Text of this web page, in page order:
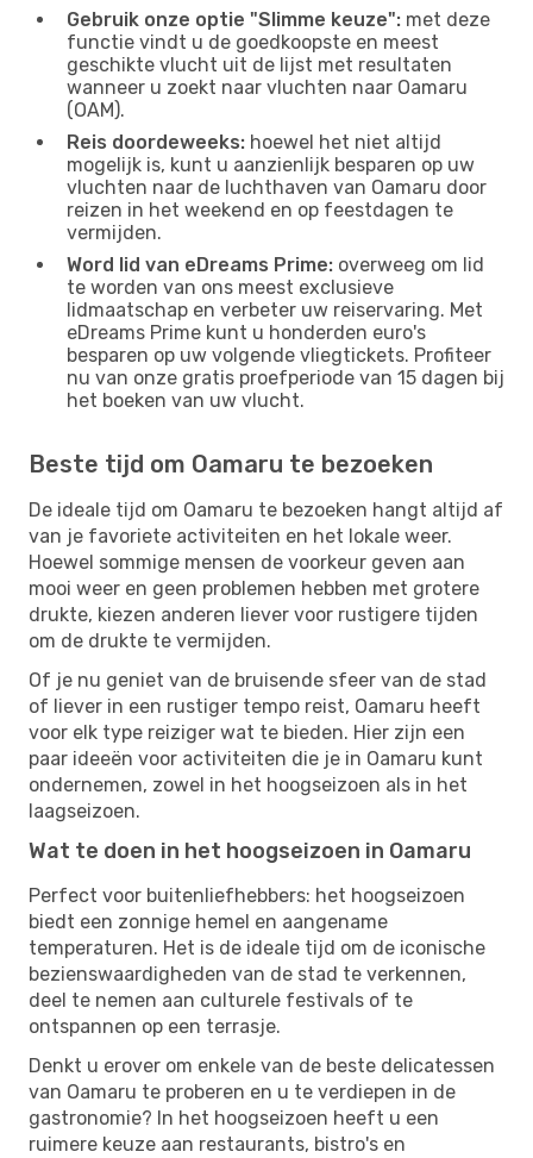
Gebruik onze optie "Slimme keuze": met deze
functie vindt u de goedkoopste en meest
geschikte vlucht uit de lijst met resultaten
wanneer u zoekt naar vluchten naar Oamaru
(OAM).
Reis doordeweeks: hoewel het niet altijd
mogelijk is, kunt u aanzienlijk besparen op uw
vluchten naar de luchthaven van Oamaru door
reizen in het weekend en op feestdagen te
vermijden.
Word lid van eDreams Prime: overweeg om lid
te worden van ons meest exclusieve
lidmaatschap en verbeter uw reiservaring. Met
eDreams Prime kunt u honderden euro's
besparen op uw volgende vliegtickets. Profiteer
nu van onze gratis proefperiode van 15 dagen bij
het boeken van uw vlucht.
Beste tijd om Oamaru te bezoeken
De ideale tijd om Oamaru te bezoeken hangt altijd af
van je favoriete activiteiten en het lokale weer.
Hoewel sommige mensen de voorkeur geven aan
mooi weer en geen problemen hebben met grotere
drukte, kiezen anderen liever voor rustigere tijden
om de drukte te vermijden.
Of je nu geniet van de bruisende sfeer van de stad
of liever in een rustiger tempo reist, Oamaru heeft
voor elk type reiziger wat te bieden. Hier zijn een
paar ideeën voor activiteiten die je in Oamaru kunt
ondernemen, zowel in het hoogseizoen als in het
laagseizoen.
Wat te doen in het hoogseizoen in Oamaru
Perfect voor buitenliefhebbers: het hoogseizoen
biedt een zonnige hemel en aangename
temperaturen. Het is de ideale tijd om de iconische
bezienswaardigheden van de stad te verkennen,
deel te nemen aan culturele festivals of te
ontspannen op een terrasje.
Denkt u erover om enkele van de beste delicatessen
van Oamaru te proberen en u te verdiepen in de
gastronomie? In het hoogseizoen heeft u een
ruimere keuze aan restaurants, bistro's en